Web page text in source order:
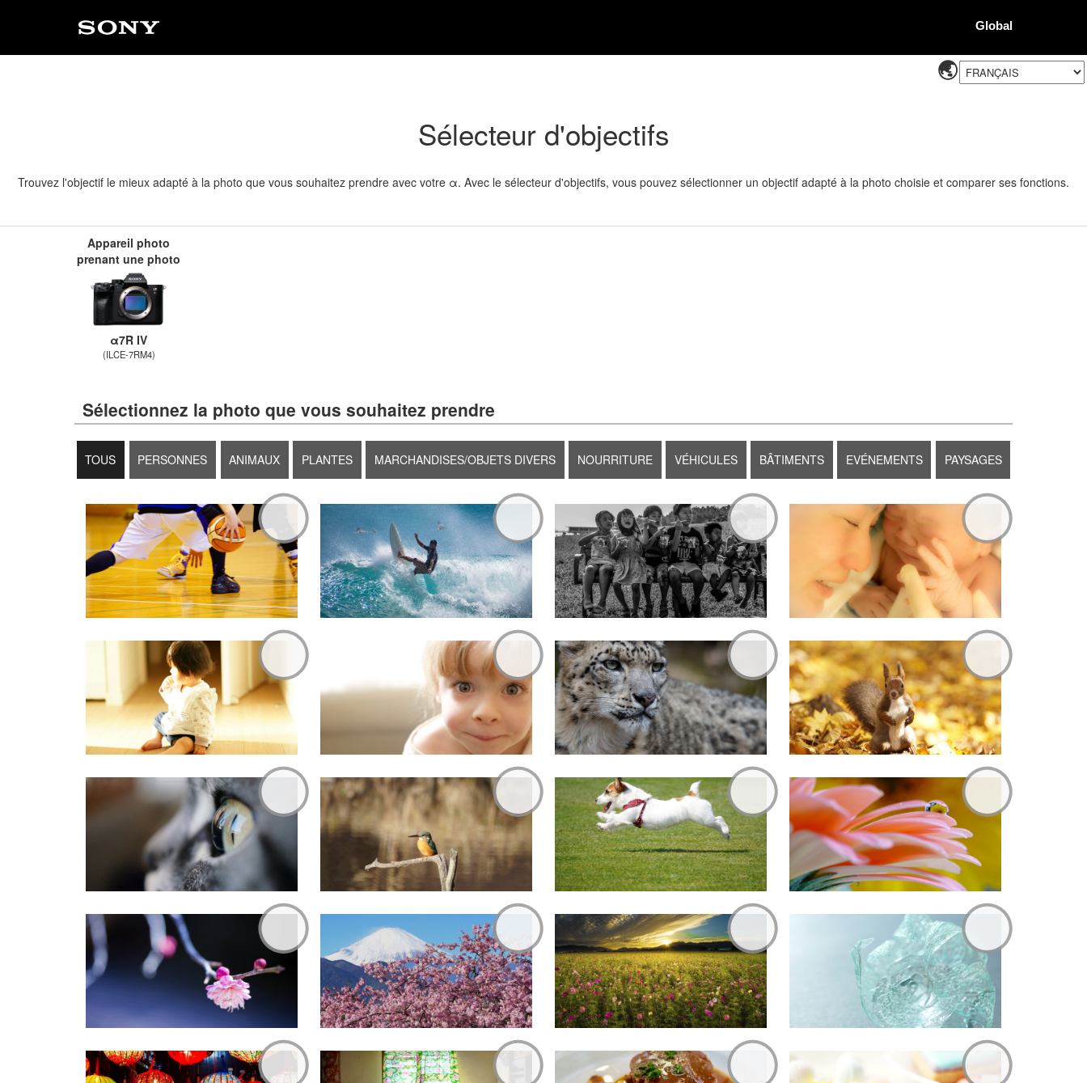
Global
Sélecteur d'objectifs
Trouvez l'objectif le mieux adapté à la photo que vous souhaitez prendre avec votre α. Avec le sélecteur d'objectifs, vous pouvez sélectionner un objectif adapté à la photo choisie et comparer ses fonctions.
Appareil photo
prenant une photo
α7R IV
(ILCE-7RM4)
Sélectionnez la photo que vous souhaitez prendre
TOUS PERSONNES ANIMAUX PLANTES MARCHANDISES/OBJETS DIVERS NOURRITURE VÉHICULES BÂTIMENTS EVÉNEMENTS PAYSAGES